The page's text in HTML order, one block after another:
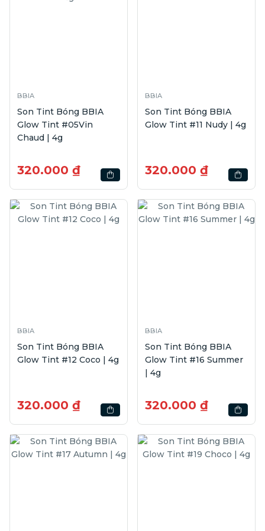
BBIA
Son Tint Bóng BBIA
Glow Tint #05Vin
Chaud | 4g
320.000 ₫
BBIA
Son Tint Bóng BBIA
Glow Tint #11 Nudy | 4g
320.000 ₫
BBIA
Son Tint Bóng BBIA
Glow Tint #12 Coco | 4g
320.000 ₫
BBIA
Son Tint Bóng BBIA
Glow Tint #16 Summer
| 4g
320.000 ₫